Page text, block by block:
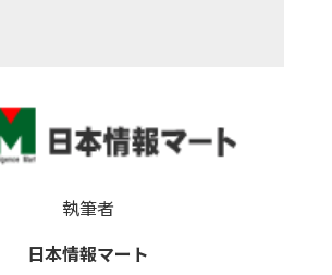
執筆者
日本情報マート